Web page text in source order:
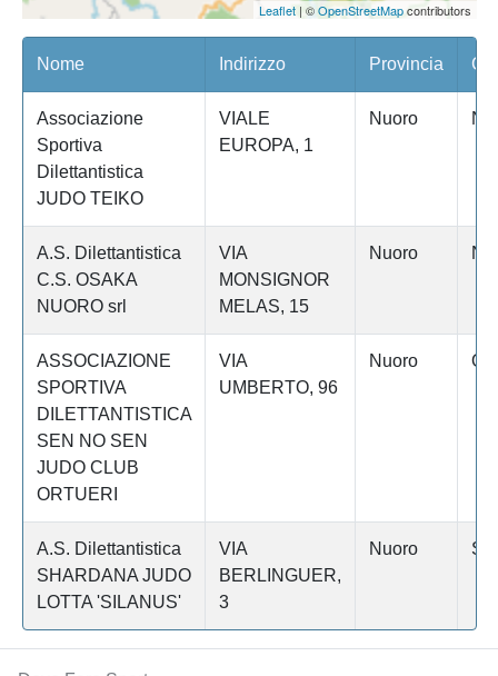
Leaflet| ©OpenStreetMapcontributors
Nome Indirizzo Provincia
Associazione
Sportiva
Dilettantistica
JUDO TEIKO
VIALE
EUROPA, 1
Nuoro
A.S. Dilettantistica
C.S. OSAKA
NUORO srl
VIA
MONSIGNOR
MELAS, 15
Nuoro
ASSOCIAZIONE
SPORTIVA
DILETTANTISTICA
SEN NO SEN
JUDO CLUB
ORTUERI
VIA
UMBERTO, 96
Nuoro
A.S. Dilettantistica
SHARDANA JUDO
LOTTA 'SILANUS'
VIA
BERLINGUER,
3
Nuoro